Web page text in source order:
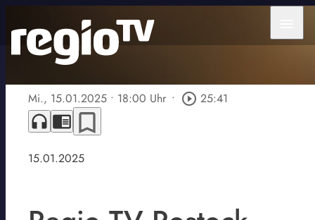
Mi., 15.01.2025 • 18:00 Uhr • play_circle_outline 25:41
headphones chrome_reader_mode bookmark_border
15.01.2025